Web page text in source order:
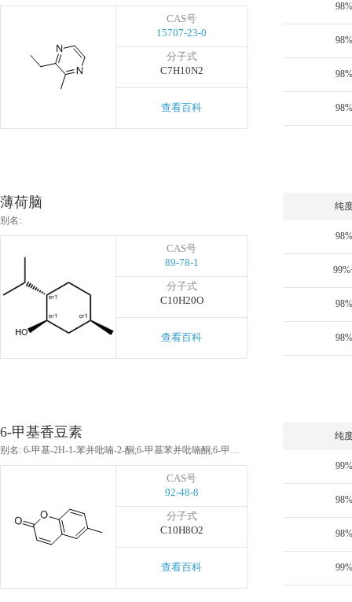
CAS号
15707-23-0
分子式
C7H10N2
查看百科
98%
98%
98%
98%
薄荷脑
别名:
CAS号
89-78-1
分子式
C10H20O
查看百科
纯
98%
98%
98%
6-甲基香豆素
别名: 6-甲基-2H-1-苯并吡喃-2-酮;6-甲基苯并吡喃酮;6-甲基香豆素;6-甲基香豆素,99%
CAS号
92-48-8
分子式
C10H8O2
查看百科
纯
99%
98%
98%
99%